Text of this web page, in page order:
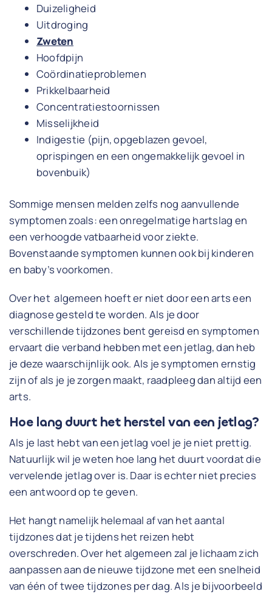
Duizeligheid
Uitdroging
Zweten
Hoofdpijn
Coördinatieproblemen
Prikkelbaarheid
Concentratiestoornissen
Misselijkheid
Indigestie (pijn, opgeblazen gevoel,
oprispingen en een ongemakkelijk gevoel in
bovenbuik)
Sommige mensen melden zelfs nog aanvullende
symptomen zoals: een onregelmatige hartslag en
een verhoogde vatbaarheid voor ziekte.
Bovenstaande symptomen kunnen ook bij kinderen
en baby’s voorkomen.
Over het algemeen hoeft er niet door een arts een
diagnose gesteld te worden. Als je door
verschillende tijdzones bent gereisd en symptomen
ervaart die verband hebben met een jetlag, dan heb
je deze waarschijnlijk ook. Als je symptomen ernstig
zijn of als je je zorgen maakt, raadpleeg dan altijd een
arts.
Hoe lang duurt het herstel van een jetlag?
Als je last hebt van een jetlag voel je je niet prettig.
Natuurlijk wil je weten hoe lang het duurt voordat die
vervelende jetlag over is. Daar is echter niet precies
een antwoord op te geven.
Het hangt namelijk helemaal af van het aantal
tijdzones dat je tijdens het reizen hebt
overschreden. Over het algemeen zal je lichaam zich
aanpassen aan de nieuwe tijdzone met een snelheid
van één of twee tijdzones per dag. Als je bijvoorbeeld